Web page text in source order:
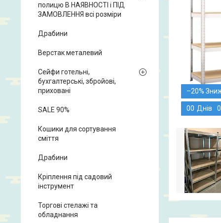
–20%
00 Днів 0
полицю В НАЯВНОСТІ і ПІД
ЗАМОВЛЕННЯ всі розміри
Драбини
Верстак металевий
Сейфи готельні,
бухгалтерські, збройові,
приховані
SALE 90%
Кошики для сортування
сміття
Драбини
Кріплення під садовий
інструмент
Торгові стелажі та
обладнання